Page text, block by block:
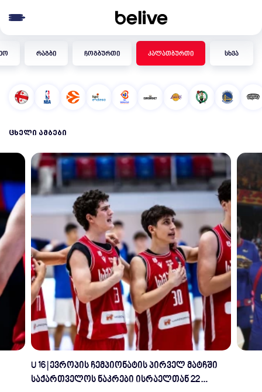
რაგბი ჩოგბურთი კალათბურთი სხვა
ᲪᲮᲔᲚᲘ ᲐᲛᲑᲔᲑᲘ
მატჩში
22
თორნიკე შენგელიამ დუბაისთან 2-
კონტრაქტი გააფორმა